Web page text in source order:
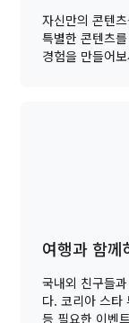
자신만의 콘텐
특별한 콘텐츠
경험을 만들어
여행과 함께
국내외 친구들
다. 코리아 스타
등 필요한 이벤